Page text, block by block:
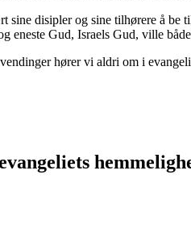
sine disipler og sine tilhørere å be
eneste Gud, Israels Gud, ville
hører vi aldri om i